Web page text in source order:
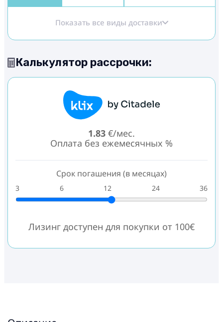
Показать все виды доставки
Калькулятор рассрочки:
1.83 €/мес.
Оплата без ежемесячных %
Срок погашения (в месяцах)
3 6 12 24 36
Лизинг доступен для покупки от 100€